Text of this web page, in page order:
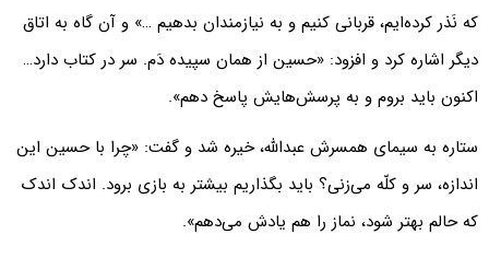
که نَذر کرده‌ایم، قربانی کنیم و به نیازمندان بدهیم …» و آن گاه به اتاق
دیگر اشاره کرد و افزود: «حسین از همان سپیده دَم. سر در کتاب دارد…
اکنون باید بروم و به پرسش‌هایش پاسخ دهم».
ستاره به سیمای همسرش عبدالله، خیره شد و گفت: «چرا با حسین این
اندازه، سر و کلّه می‌زنی؟ باید بگذاریم بیشتر به بازی برود. اندک اندک
که حالم بهتر شود، نماز را هم یادش می‌دهم».